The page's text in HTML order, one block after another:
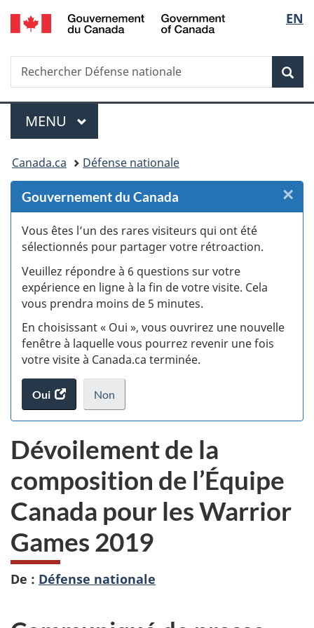
Passer
au
des
Passer
au
principal
Passer
à
Au
du
Passer
à
version
simplifiée
de
la
EN
Recherche
Rechercher
Défense
Menu
MENU PRINCIPAL
Vous
êtes
ici :
Canada.ca Défense nationale
Gouvernement du Canada
Vous êtes l’un des rares visiteurs qui ont été
sélectionnés pour partager votre rétroaction.
Veuillez répondre à 6 questions sur votre
expérience en ligne à la fin de votre visite. Cela
vous prendra moins de 5 minutes.
En choisissant « Oui », vous ouvrirez une nouvelle
fenêtre à laquelle vous pourrez revenir une fois
votre visite à Canada.ca terminée.
Oui
accéder
au
Non
je
veux
pas
participer
au
sondage
du
site
web,
.
×
Dévoilement de la
composition de l’Équipe
Canada pour les Warrior
Games 2019
De : Défense nationale